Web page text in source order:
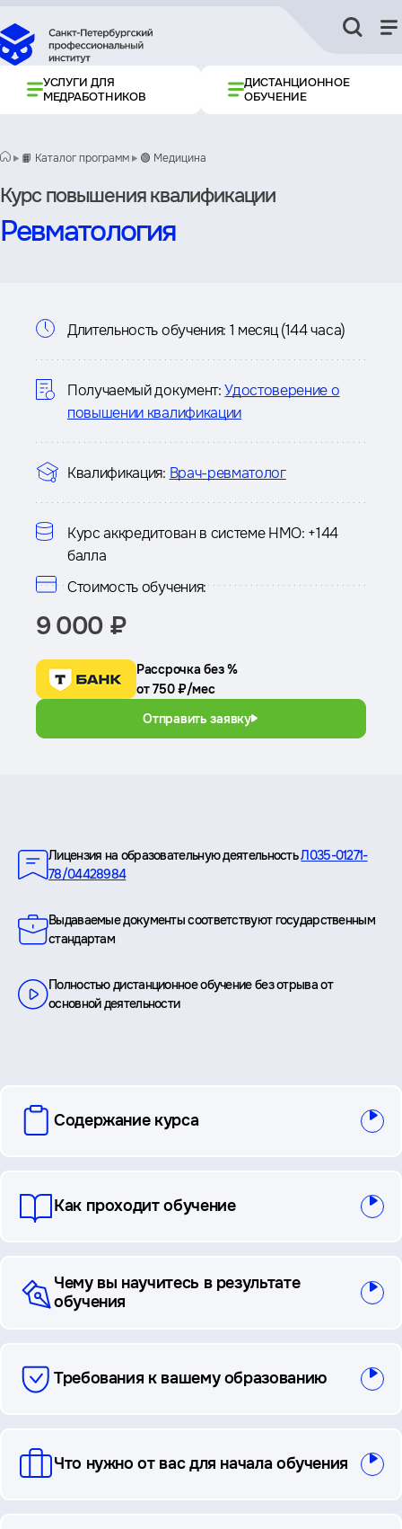
УСЛУГИ ДЛЯ
МЕДРАБОТНИКОВ
ДИСТАНЦИОННОЕ
ОБУЧЕНИЕ
📙 Каталог программ 🟢 Медицина
Курс повышения квалификации
Ревматология
Информация
о
курсе
Длительность обучения: 1 месяц (144 часа)
Получаемый документ: Удостоверение о
повышении квалификации
Квалификация: Врач-ревматолог
Курс аккредитован в системе НМО: +144
балла
Стоимость обучения:
9 000 ₽
Рассрочка без %
от 750 ₽/мес
Отправить заявку
Лицензия на образовательную деятельностьЛ035-01271-
78/04428984
Выдаваемые документы соответствуют государственным
стандартам
Полностью дистанционное обучение без отрыва от
основной деятельности
вопросы
Содержание курса
Как проходит обучение
Чему вы научитесь в результате
обучения
Требования к вашему образованию
Что нужно от вас для начала обучения